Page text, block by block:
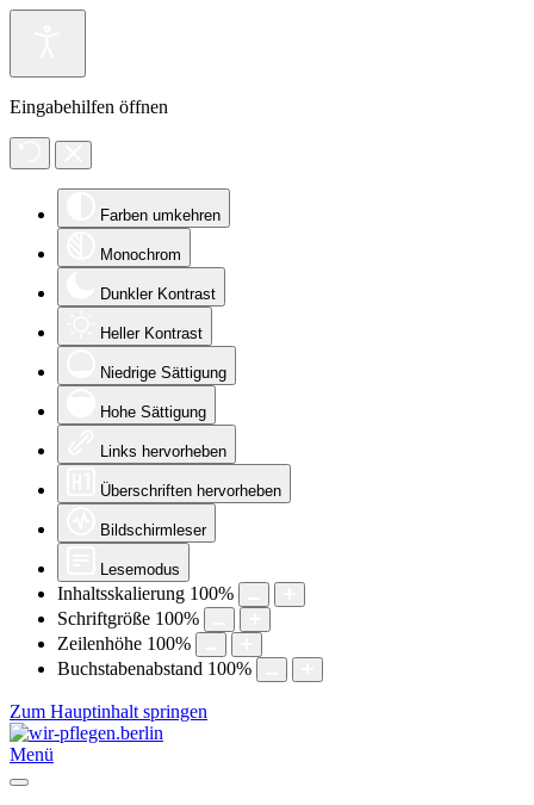
Eingabehilfen öffnen
Farben umkehren
Monochrom
Dunkler Kontrast
Heller Kontrast
Niedrige Sättigung
Hohe Sättigung
Links hervorheben
Überschriften hervorheben
Bildschirmleser
Lesemodus
Inhaltsskalierung 100%
Schriftgröße 100%
Zeilenhöhe 100%
Buchstabenabstand 100%
Zum Hauptinhalt springen
Menü